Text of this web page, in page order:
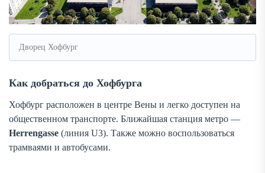
Дворец Хофбург
Как добраться до Хофбурга
Хофбург расположен в центре Вены и легко доступен на
общественном транспорте. Ближайшая станция метро —
Herrengasse (линия U3). Также можно воспользоваться
трамваями и автобусами.